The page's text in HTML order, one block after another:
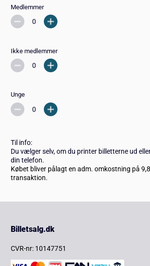
Medlemmer
Ikke medlemmer
Unge
Til info:
Du vælger selv, om du printer billetterne ud
din telefon.
Købet bliver pålagt en adm. omkostning på
transaktion.
Billetsalg.dk
CVR-nr: 10147751